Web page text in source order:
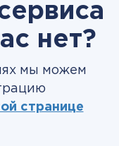
нет?
мы можем
странице